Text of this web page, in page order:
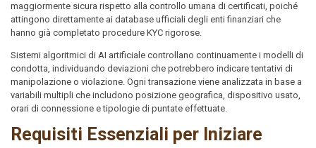
maggiormente sicura rispetto alla controllo umana di certificati, poiché
attingono direttamente ai database ufficiali degli enti finanziari che
hanno già completato procedure KYC rigorose.
Sistemi algoritmici di AI artificiale controllano continuamente i modelli di
condotta, individuando deviazioni che potrebbero indicare tentativi di
manipolazione o violazione. Ogni transazione viene analizzata in base a
variabili multipli che includono posizione geografica, dispositivo usato,
orari di connessione e tipologie di puntate effettuate.
Requisiti Essenziali per Iniziare